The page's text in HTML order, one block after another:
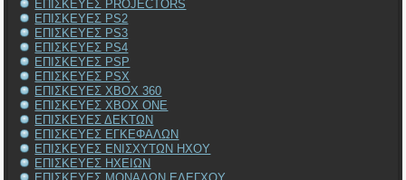
ΕΠΙΣΚΕΥΕΣ PROJECTORS
ΕΠΙΣΚΕΥΕΣ PS2
ΕΠΙΣΚΕΥΕΣ PS3
ΕΠΙΣΚΕΥΕΣ PS4
ΕΠΙΣΚΕΥΕΣ PSP
ΕΠΙΣΚΕΥΕΣ PSX
ΕΠΙΣΚΕΥΕΣ XBOX 360
ΕΠΙΣΚΕΥΕΣ XBOX ONE
ΕΠΙΣΚΕΥΕΣ ΔΕΚΤΩΝ
ΕΠΙΣΚΕΥΕΣ ΕΓΚΕΦΑΛΩΝ
ΕΠΙΣΚΕΥΕΣ ΕΝΙΣΧΥΤΩΝ ΗΧΟΥ
ΕΠΙΣΚΕΥΕΣ ΗΧΕΙΩΝ